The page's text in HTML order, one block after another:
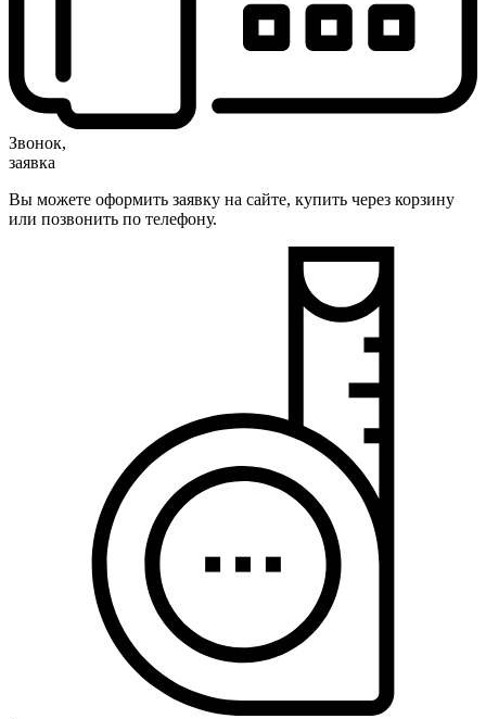
Звонок,
заявка
Вы можете оформить заявку на сайте, купить через корзину
или позвонить по телефону.